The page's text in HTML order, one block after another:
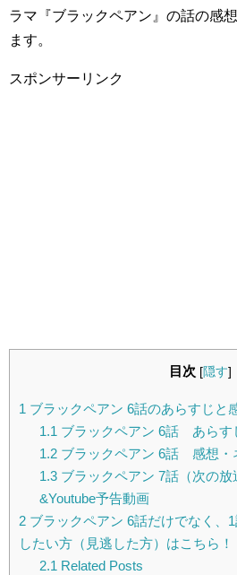
ラマ『ブラックペアン』の話の感
ます。
スポンサーリンク
目次 [隠す]
1 ブラックペアン 6話のあらすじと
1.1 ブラックペアン 6話 あらす
1.2ブラックペアン 6話 感想・
1.3ブラックペアン 7話（次の放
&Youtube予告動画
2 ブラックペアン 6話だけでなく、
したい方（見逃した方）はこちら！
2.1 Related Posts